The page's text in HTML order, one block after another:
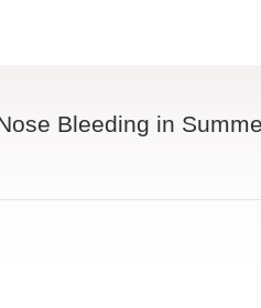
Bleeding in